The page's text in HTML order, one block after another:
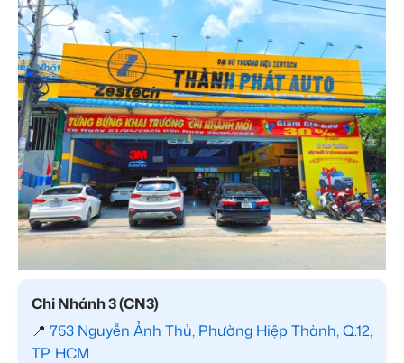
Chi Nhánh 3 (CN3)
📍 753 Nguyễn Ảnh Thủ, Phường Hiệp Thành, Q.12,
TP. HCM